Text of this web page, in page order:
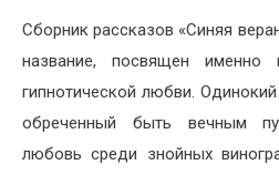
Сборник рассказов «Синяя
название, посвящен
гипнотической любви.
обреченный быть вечным
любовь среди знойных